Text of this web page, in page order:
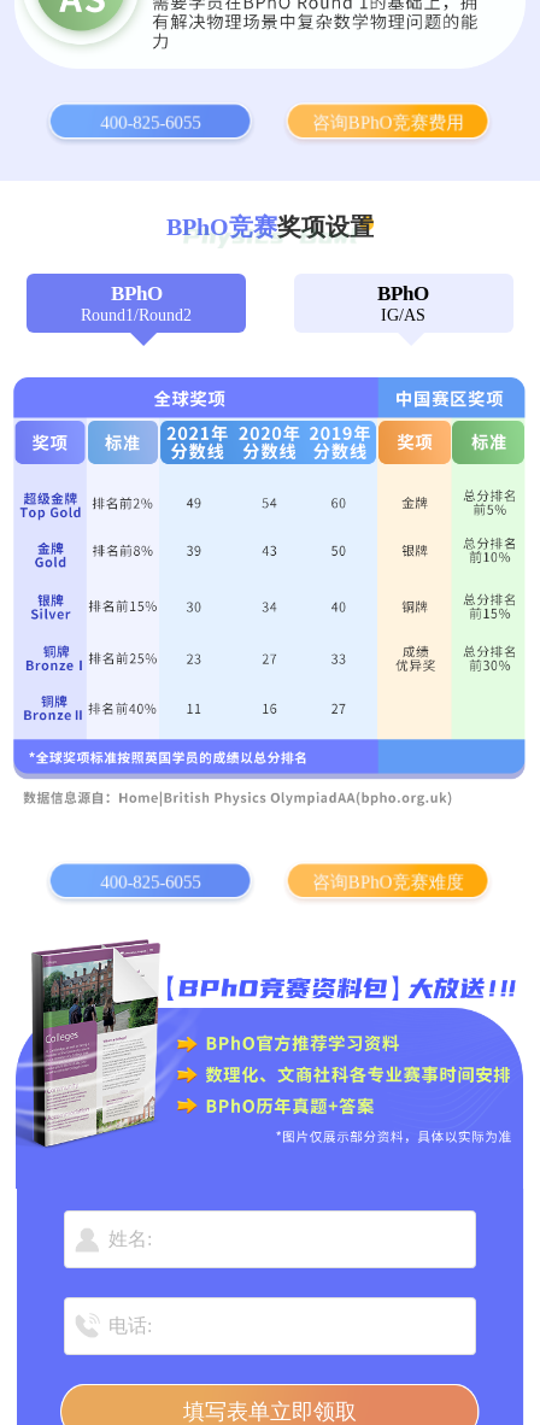
400-825-6055 咨询BPhO竞赛费用
BPhO竞赛奖项设置
BPhO
Round1/Round2
BPhO
IG/AS
400-825-6055 咨询BPhO竞赛难度
填写表单立即领取